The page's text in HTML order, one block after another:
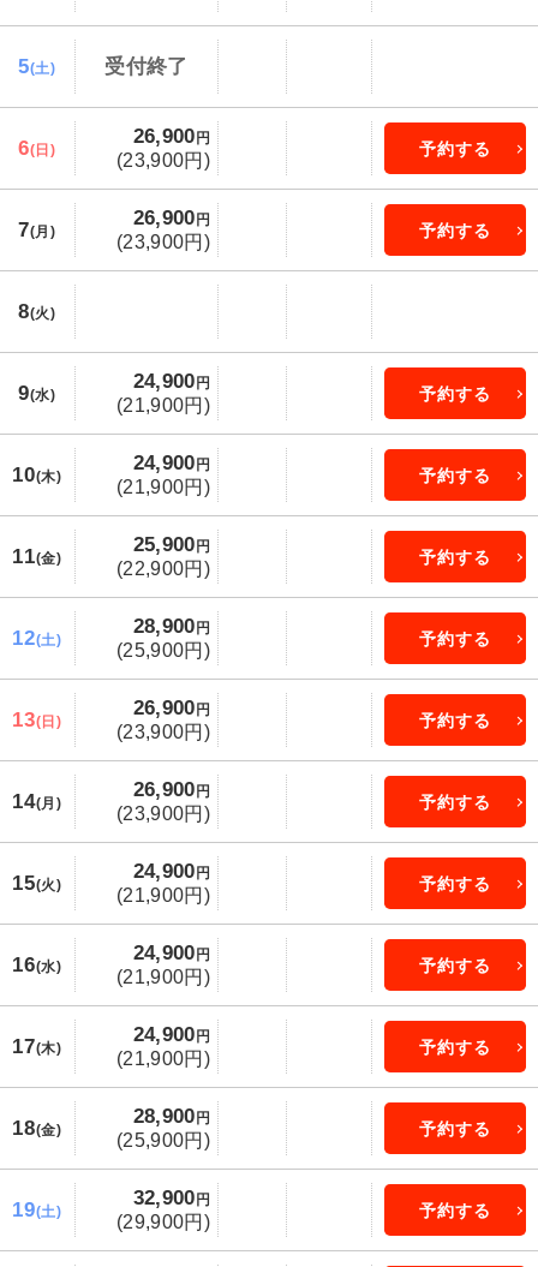
5(土) 受付終了
6(日)
26,900 円
(23,900円)
予約する
7(月)
26,900 円
(23,900円)
予約する
8(火)
9(水)
24,900 円
(21,900円)
予約する
10(木)
24,900 円
(21,900円)
予約する
11(金)
25,900 円
(22,900円)
予約する
12(土)
28,900 円
(25,900円)
予約する
13(日)
26,900 円
(23,900円)
予約する
14(月)
26,900 円
(23,900円)
予約する
15(火)
24,900 円
(21,900円)
予約する
16(水)
24,900 円
(21,900円)
予約する
17(木)
24,900 円
(21,900円)
予約する
18(金)
28,900 円
(25,900円)
予約する
19(土)
32,900 円
(29,900円)
予約する